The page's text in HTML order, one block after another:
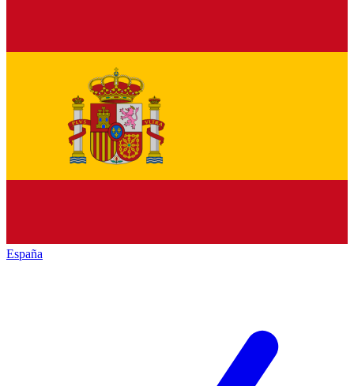
España